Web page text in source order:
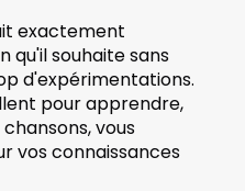
exactement
qu'il souhaite sans
d'expérimentations.
pour apprendre,
vous
vos connaissances